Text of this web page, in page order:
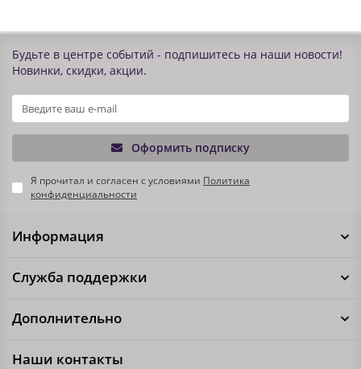
Будьте в центре событий - подпишитесь на наши новости!
Новинки, скидки, акции.
Оформить подписку
Я прочитал и согласен с условиями Политика
конфиденциальности
Информация
Служба поддержки
Дополнительно
Наши контакты